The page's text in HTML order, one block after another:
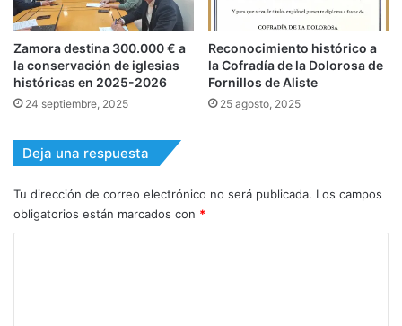
Zamora destina 300.000 € a
la conservación de iglesias
históricas en 2025-2026
24 septiembre, 2025
Reconocimiento histórico a
la Cofradía de la Dolorosa de
Fornillos de Aliste
25 agosto, 2025
Deja una respuesta
Tu dirección de correo electrónico no será publicada. Los campos
obligatorios están marcados con *